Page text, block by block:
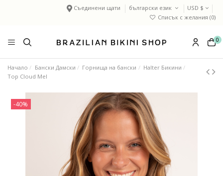
Съединени щати български език
USD $
Списък с желания (0)
0
Начало Бански Дамски Горнища на бански
Halter Бикини
Top Cloud Mel
-40%